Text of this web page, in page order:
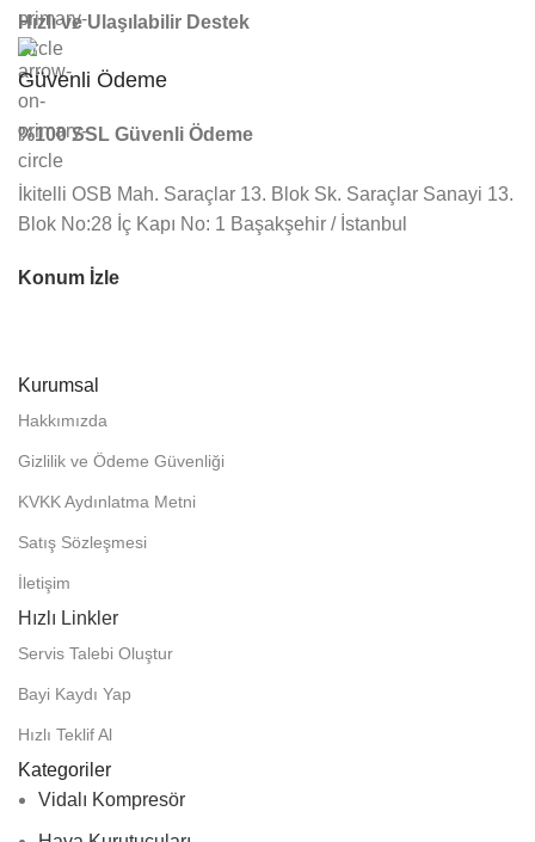
Hızlı ve Ulaşılabilir Destek
Güvenli Ödeme
%100 SSL Güvenli Ödeme
İkitelli OSB Mah. Saraçlar 13. Blok Sk. Saraçlar Sanayi 13.
Blok No:28 İç Kapı No: 1 Başakşehir / İstanbul
Konum İzle
Kurumsal
Hakkımızda
Gizlilik ve Ödeme Güvenliği
KVKK Aydınlatma Metni
Satış Sözleşmesi
İletişim
Hızlı Linkler
Servis Talebi Oluştur
Bayi Kaydı Yap
Hızlı Teklif Al
Kategoriler
Vidalı Kompresör